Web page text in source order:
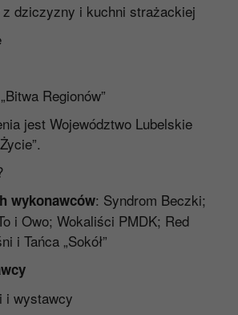
dziczyzny i kuchni strażackiej
Regionów”
jest Województwo Lubelskie
wykonawców: Syndrom Beczki;
i Owo; Wokaliści PMDK; Red
i Tańca „Sokół”
i wystawcy